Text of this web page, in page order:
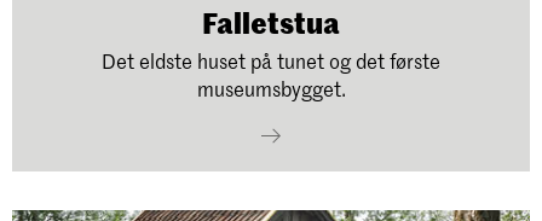
Falletstua
Det eldste huset på tunet og det første
museumsbygget.